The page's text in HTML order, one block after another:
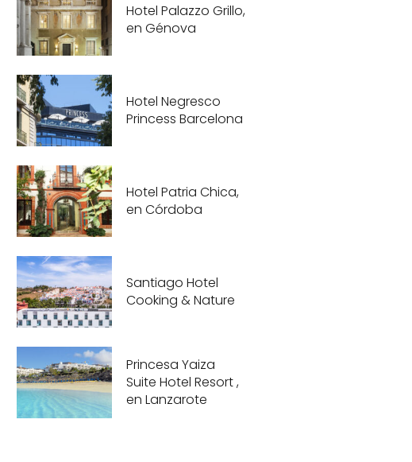
Hotel Palazzo Grillo,
en Génova
Hotel Negresco
Princess Barcelona
Hotel Patria Chica,
en Córdoba
Santiago Hotel
Cooking & Nature
Princesa Yaiza
Suite Hotel Resort ,
en Lanzarote